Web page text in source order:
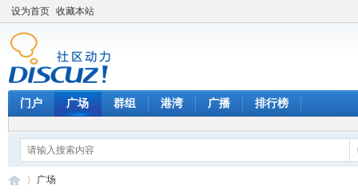
设为首页 收藏本站
门户 广场 群组 港湾 广播 排行榜
广场